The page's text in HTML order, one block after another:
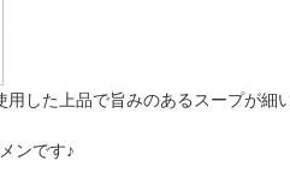
した上品で旨みのあるスープが細
ンです♪